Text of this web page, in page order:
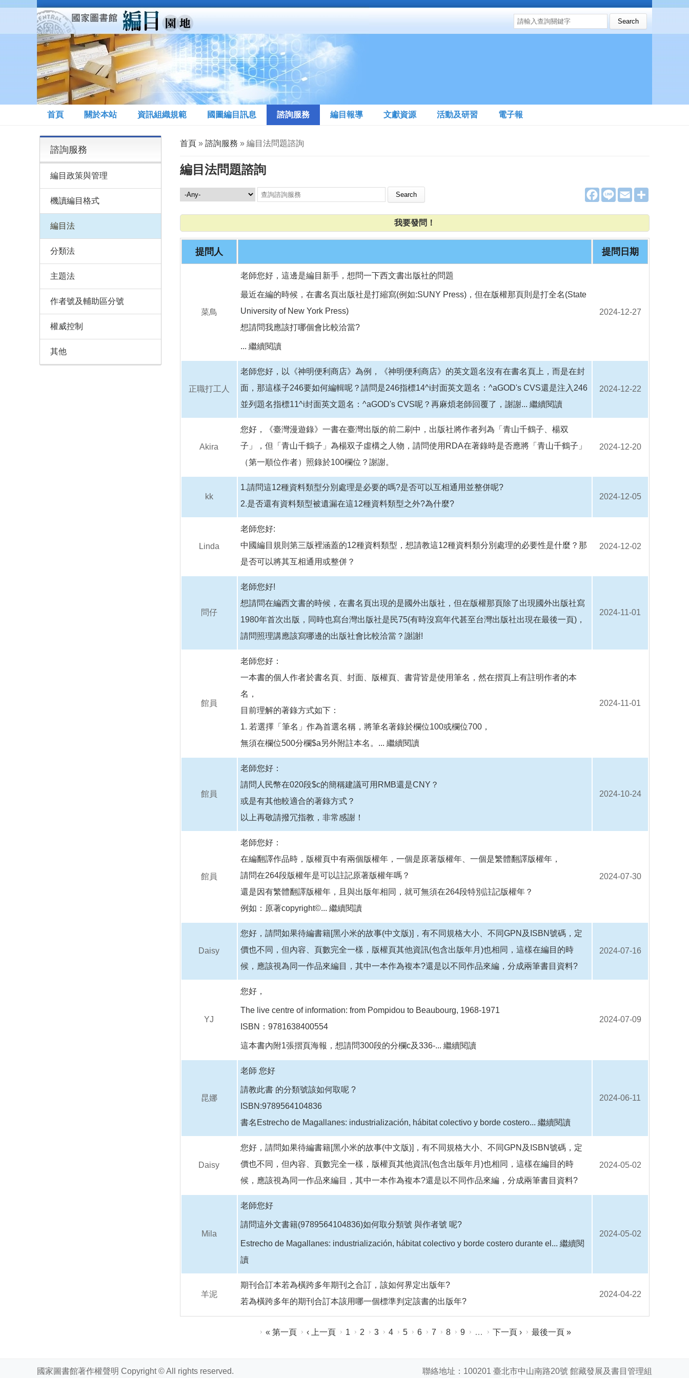
移至主內容
搜尋表單
Search this site
首頁 關於本站 資訊組織規範 國圖編目訊息 諮詢服務 編目報導 文獻資源 活動及研習 電子報
您在這裡
首頁» 諮詢服務 » 編目法問題諮詢
編目法問題諮詢
F
a
e
o
o
k
L
e
E
m
i
諮詢服務 Search this site
我要發問！
提問人 提問日期
菜鳥
老師您好，這邊是編目新手，想問一下西文書出版社的問題
最近在編的時候，在書名頁出版社是打縮寫(例如:SUNY Press)，但在版權那頁則是打全名(State
University of New York Press)
想請問我應該打哪個會比較洽當?
... 繼續閱讀
2024-12-27
正職打工人
老師您好，以《神明便利商店》為例，《神明便利商店》的英文題名沒有在書名頁上，而是在封
面，那這樣子246要如何編輯呢？請問是246指標14^i封面英文題名：^aGOD's CVS還是注入246
並列題名指標11^i封面英文題名：^aGOD's CVS呢？再麻煩老師回覆了，謝謝... 繼續閱讀
2024-12-22
Akira
您好，《臺灣漫遊錄》一書在臺灣出版的前二刷中，出版社將作者列為「青山千鶴子、楊双
子」，但「青山千鶴子」為楊双子虛構之人物，請問使用RDA在著錄時是否應將「青山千鶴子」
（第一順位作者）照錄於100欄位？謝謝。
2024-12-20
kk
1.請問這12種資料類型分別處理是必要的嗎?是否可以互相通用並整併呢?
2.是否還有資料類型被遺漏在這12種資料類型之外?為什麼?
2024-12-05
Linda
老師您好:
中國編目規則第三版裡涵蓋的12種資料類型，想請教這12種資料類分別處理的必要性是什麼？那
是否可以將其互相通用或整併？
2024-12-02
問仔
老師您好!
想請問在編西文書的時候，在書名頁出現的是國外出版社，但在版權那頁除了出現國外出版社寫
1980年首次出版，同時也寫台灣出版社是民75(有時沒寫年代甚至台灣出版社出現在最後一頁)，
請問照理講應該寫哪邊的出版社會比較洽當？謝謝!
2024-11-01
館員
老師您好：
一本書的個人作者於書名頁、封面、版權頁、書背皆是使用筆名，然在摺頁上有註明作者的本
名，
目前理解的著錄方式如下：
1. 若選擇「筆名」作為首選名稱，將筆名著錄於欄位100或欄位700，
無須在欄位500分欄$a另外附註本名。... 繼續閱讀
2024-11-01
館員
老師您好：
請問人民幣在020段$c的簡稱建議可用RMB還是CNY？
或是有其他較適合的著錄方式？
以上再敬請撥冗指教，非常感謝！
2024-10-24
館員
老師您好：
在編翻譯作品時，版權頁中有兩個版權年，一個是原著版權年、一個是繁體翻譯版權年，
請問在264段版權年是可以註記原著版權年嗎？
還是因有繁體翻譯版權年，且與出版年相同，就可無須在264段特別註記版權年？
例如：原著copyright©... 繼續閱讀
2024-07-30
Daisy
您好，請問如果待編書籍[黑小米的故事(中文版)]，有不同規格大小、不同GPN及ISBN號碼，定
價也不同，但內容、頁數完全一樣，版權頁其他資訊(包含出版年月)也相同，這樣在編目的時
候，應該視為同一作品來編目，其中一本作為複本?還是以不同作品來編，分成兩筆書目資料?
2024-07-16
YJ
您好，
The live centre of information: from Pompidou to Beaubourg, 1968-1971
ISBN：9781638400554
這本書內附1張摺頁海報，想請問300段的分欄c及336-... 繼續閱讀
2024-07-09
昆娜
老師 您好
請教此書 的分類號該如何取呢 ?
ISBN:9789564104836
書名Estrecho de Magallanes: industrialización, hábitat colectivo y borde costero... 繼續閱讀
2024-06-11
Daisy
您好，請問如果待編書籍[黑小米的故事(中文版)]，有不同規格大小、不同GPN及ISBN號碼，定
價也不同，但內容、頁數完全一樣，版權頁其他資訊(包含出版年月)也相同，這樣在編目的時
候，應該視為同一作品來編目，其中一本作為複本?還是以不同作品來編，分成兩筆書目資料?
2024-05-02
Mila
老師您好
請問這外文書籍(9789564104836)如何取分類號 與作者號 呢?
Estrecho de Magallanes: industrialización, hábitat colectivo y borde costero durante el... 繼續閱
讀
2024-05-02
羊泥
期刊合訂本若為橫跨多年期刊之合訂，該如何界定出版年?
若為橫跨多年的期刊合訂本該用哪一個標準判定該書的出版年?
2024-04-22
« 第一頁 ‹ 上一頁 1 2 3 4 5 6 7 8 9 … 下一頁 › 最後一頁 »
諮詢服務
編目政策與管理
機讀編目格式
編目法
分類法
主題法
作者號及輔助區分號
權威控制
其他
國家圖書館著作權聲明 Copyright © All rights reserved. 聯絡地址：100201 臺北市中山南路20號 館藏發展及書目管理組